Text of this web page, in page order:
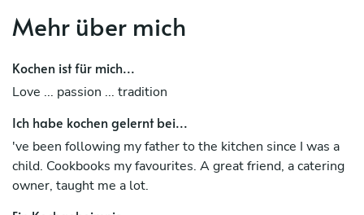
Mehr über mich
Kochen ist für mich...
Love ... passion ... tradition
Ich habe kochen gelernt bei...
've been following my father to the kitchen since I was a
child. Cookbooks my favourites. A great friend, a catering
owner, taught me a lot.